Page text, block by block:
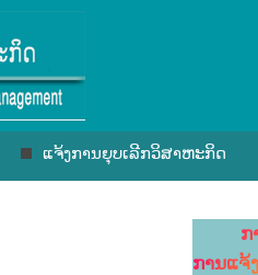
ແຈ້ງການຍຸບເລີກວິສາຫະກິດ
ການແຈ້